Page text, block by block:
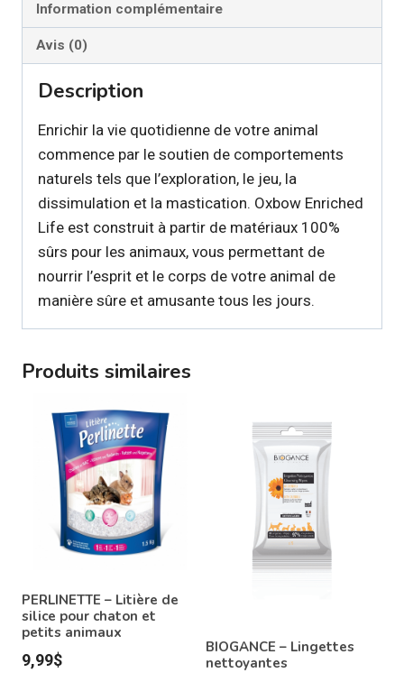
Information complémentaire
Avis (0)
Description
Enrichir la vie quotidienne de votre animal
commence par le soutien de comportements
naturels tels que l’exploration, le jeu, la
dissimulation et la mastication. Oxbow Enriched
Life est construit à partir de matériaux 100%
sûrs pour les animaux, vous permettant de
nourrir l’esprit et le corps de votre animal de
manière sûre et amusante tous les jours.
Produits similaires
PERLINETTE – Litière de
silice pour chaton et
petits animaux
9,99$
BIOGANCE – Lingettes
nettoyantes